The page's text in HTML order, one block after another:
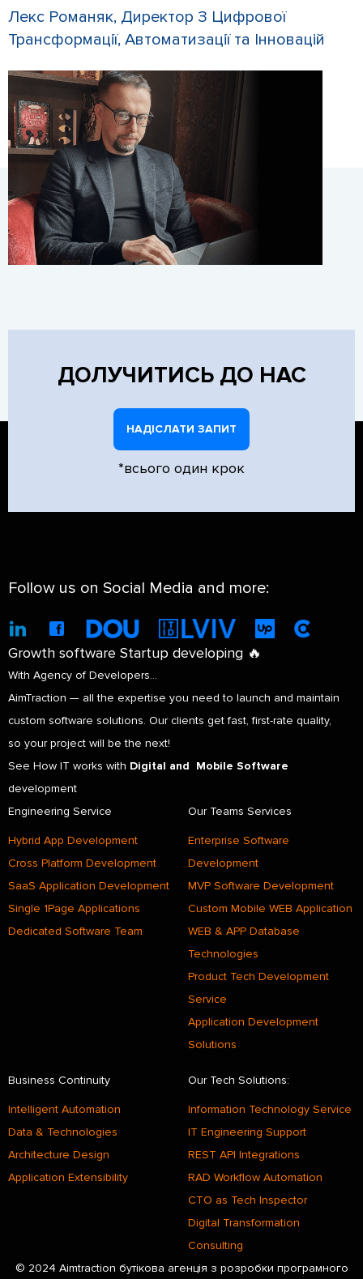
Лекс Романяк, Директор З Цифрової
Трансформації, Автоматизації та Інновацій
ДОЛУЧИТИСЬ ДО НАС
НАДІСЛАТИ ЗАПИТ
*всього один крок
Follow us on Social Media and more:
Growth software Startup developing 🔥
With Agency of Developers…
AimTraction — all the expertise you need to launch and maintain
custom software solutions. Our clients get fast, first-rate quality,
so your project will be the next!
See How IT works with Digital and Mobile Software
development
Engineering Service
Hybrid App Development
Cross Platform Development
SaaS Application Development
Single 1Page Applications
Dedicated Software Team
Our Teams Services
Enterprise Software
Development
MVP Software Development
Custom Mobile WEB Application
WEB & APP Database
Technologies
Product Tech Development
Service
Application Development
Solutions
Business Continuity
Intelligent Automation
Data & Technologies
Architecture Design
Application Extensibility
Our Tech Solutions:
Information Technology Service
IT Engineering Support
REST API Integrations
RAD Workflow Automation
CTO as Tech Inspector
Digital Transformation
Consulting
© 2024 Aimtraction бутікова агенція з розробки програмного